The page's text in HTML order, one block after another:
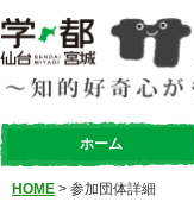
ホーム
HOME > 参加団体詳細